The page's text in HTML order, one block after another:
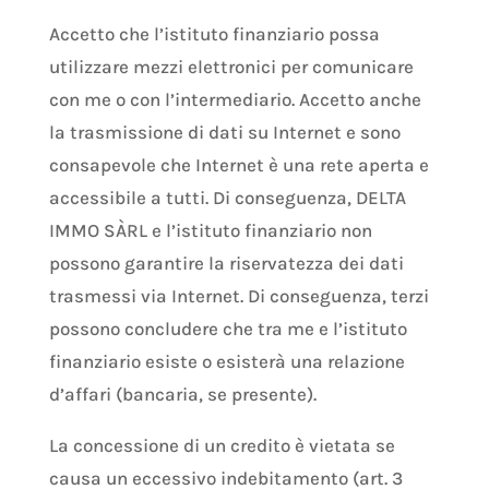
Accetto che l’istituto finanziario possa
utilizzare mezzi elettronici per comunicare
con me o con l’intermediario. Accetto anche
la trasmissione di dati su Internet e sono
consapevole che Internet è una rete aperta e
accessibile a tutti. Di conseguenza, DELTA
IMMO SÀRL e l’istituto finanziario non
possono garantire la riservatezza dei dati
trasmessi via Internet. Di conseguenza, terzi
possono concludere che tra me e l’istituto
finanziario esiste o esisterà una relazione
d’affari (bancaria, se presente).
La concessione di un credito è vietata se
causa un eccessivo indebitamento (art. 3